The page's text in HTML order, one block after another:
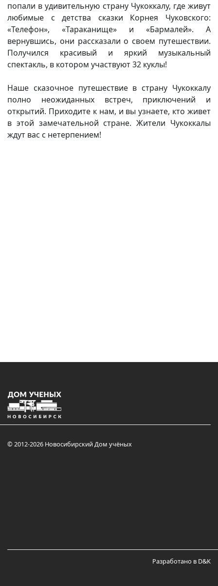
попали в удивительную страну Чукоккалу, где живут
любимые с детства сказки Корнея Чуковского:
«Телефон», «Тараканище» и «Бармалей». А
вернувшись, они рассказали о своем путешествии.
Получился красивый и яркий музыкальный
спектакль, в котором участвуют 32 куклы!
Наше сказочное путешествие в страну Чукоккалу
полно неожиданных встреч, приключений и
открытий. Приходите к нам, и вы узнаете, кто живет
в этой замечательной стране. Жители Чукоккалы
ждут вас с нетерпением!
© 2012-2026 Новосибирский Дом учёных
Разработано в D&K